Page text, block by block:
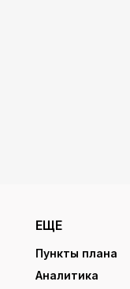
ЕЩЕ
Пункты плана
Аналитика